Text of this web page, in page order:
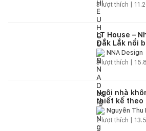
3lượt thích |
LT House –
Đắk Lắk nổi
và hệ sân
nhiên
NNA Design
3lượt thích |
Ngôi nhà
thiết kế theo
Nguyễn Thu
2lượt thích |